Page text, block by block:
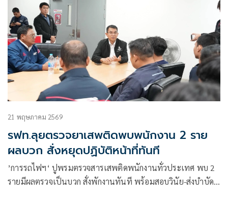
21 พฤษภาคม 2569
รฟท.ลุยตรวจยาเสพติดพบพนักงาน 2 ราย
ผลบวก สั่งหยุดปฏิบัติหน้าที่ทันที
’การรถไฟฯ‘ ปูพรมตรวจสารเสพติดพนักงานทั่วประเทศ พบ 2
รายมีผลตรวจเป็นบวก สั่งพักงานทันที พร้อมสอบวินัย-ส่งบำบัด